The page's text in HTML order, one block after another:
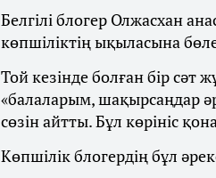
Белгілі блогер Олжасхан
көпшіліктің ықыласына
Той кезінде болған бір сәт
«балаларым, шақырсаңдар
сөзін айтты. Бұл көрініс
Көпшілік блогердің бұл